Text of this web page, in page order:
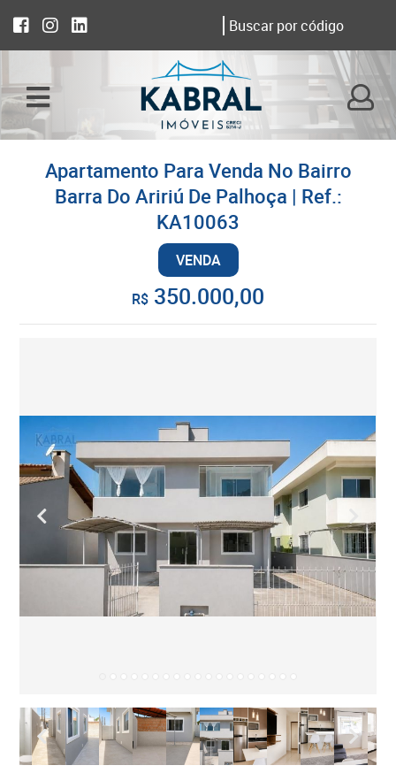
Apartamento Para Venda No Bairro
Barra Do Aririú De Palhoça | Ref.:
KA10063
VENDA
R$ 350.000,00